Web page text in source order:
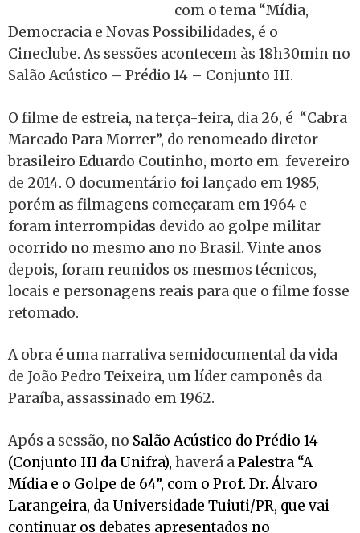
com o tema “Mídia,
Democracia e Novas Possibilidades, é o
Cineclube. As sessões acontecem às 18h30min no
Salão Acústico – Prédio 14 – Conjunto III.
O filme de estreia, na terça-feira, dia 26, é “Cabra
Marcado Para Morrer”, do renomeado diretor
brasileiro Eduardo Coutinho, morto em fevereiro
de 2014. O documentário foi lançado em 1985,
porém as filmagens começaram em 1964 e
foram interrompidas devido ao golpe militar
ocorrido no mesmo ano no Brasil. Vinte anos
depois, foram reunidos os mesmos técnicos,
locais e personagens reais para que o filme fosse
retomado.
A obra é uma narrativa semidocumental da vida
de João Pedro Teixeira, um líder camponês da
Paraíba, assassinado em 1962.
Após a sessão, no Salão Acústico do Prédio 14
(Conjunto III da Unifra), haverá aPalestra “A
Mídia e o Golpe de 64”, com o Prof. Dr. Álvaro
Larangeira, da Universidade Tuiuti/PR, que vai
continuar os debates apresentados no